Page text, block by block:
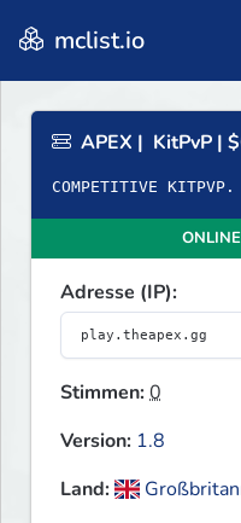
mclist.io
APEX | KitPvP |
COMPETITIVE KITPVP.
Adresse (IP):
Stimmen:0
Version: 1.8
Land: